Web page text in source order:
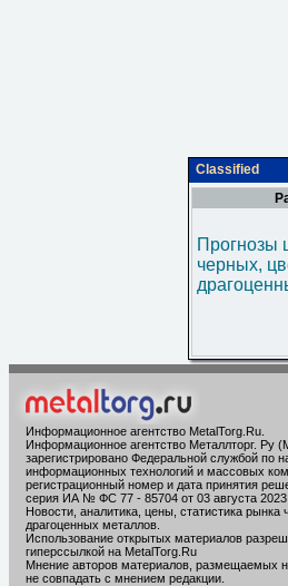
Classified
Прогнозы
черных,
Информационное агентство MetalTorg.Ru
Информационное агентство Металлторг. Ру
зарегистрировано Федеральной службой по
информационных технологий и массовых
регистрационный номер и дата принятия
серия ИА № ФС 77 - 85704 от 03 августа 2023
Новости, аналитика, цены, статистика рынка
драгоценных металлов.
Использование открытых материалов
гиперссылкой на MetalTorg.Ru
Мнение авторов материалов, размещаемых
не совпадать с мнением редакции.